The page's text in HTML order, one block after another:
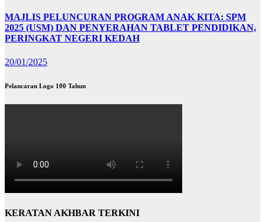
MAJLIS PELUNCURAN PROGRAM ANAK KITA: SPM
2025 (USM) DAN PENYERAHAN TABLET PENDIDIKAN,
PERINGKAT NEGERI KEDAH
20/01/2025
Pelancaran Logo 100 Tahun
KERATAN AKHBAR TERKINI